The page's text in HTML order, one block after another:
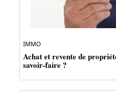
IMMO
Achat et revente de
savoir-faire ?